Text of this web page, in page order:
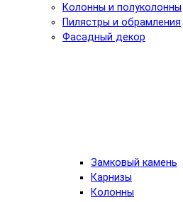
Колонны и полуколонны
Пилястры и обрамления
Фасадный декор
Замковый камень
Карнизы
Колонны